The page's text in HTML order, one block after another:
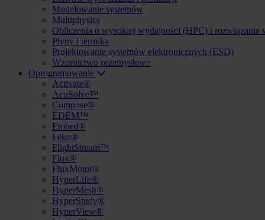
Modelowanie systemów
Multiphysics
Obliczenia o wysokiej wydajności (HPC) i rozwiązania
Płyny i termika
Projektowanie systemów elektronicznych (ESD)
Wzornictwo przemysłowe
Oprogramowanie
Activate®
AcuSolve™
Compose®
EDEM™
Embed®
Feko®
FlightStream™
Flux®
FluxMotor®
HyperLife®
HyperMesh®
HyperStudy®
HyperView®